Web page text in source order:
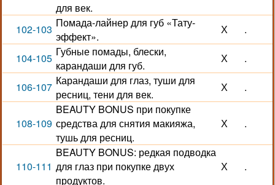
для век.
102-103 Помада-лайнер для губ «Тату-
эффект».
Х .
104-105 Губные помады, блески,
карандаши для губ.
Х .
106-107 Карандаши для глаз, туши для
ресниц, тени для век.
Х .
108-109
BEAUTY BONUS при покупке
средства для снятия макияжа,
тушь для ресниц.
Х .
110-111
BEAUTY BONUS: редкая подводка
для глаз при покупке двух
продуктов.
Х .